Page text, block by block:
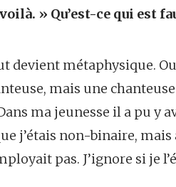
» Qu’est-ce qui est
devient métaphysique.
mais une
ma jeunesse il a pu y
j’étais non-binaire, mais
pas. J’ignore si je